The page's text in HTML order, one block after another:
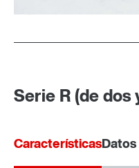
Serie R (de dos
Características